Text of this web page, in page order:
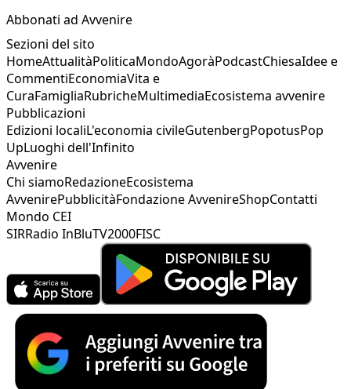
Abbonati ad Avvenire
Sezioni del sito
HomeAttualitàPoliticaMondoAgoràPodcastChiesaIdee e
CommentiEconomiaVita e
CuraFamigliaRubricheMultimediaEcosistema avvenire
Pubblicazioni
Edizioni localiL'economia civileGutenbergPopotusPop
UpLuoghi dell'Infinito
Avvenire
Chi siamoRedazioneEcosistema
AvvenirePubblicitàFondazione AvvenireShopContatti
Mondo CEI
SIRRadio InBluTV2000FISC